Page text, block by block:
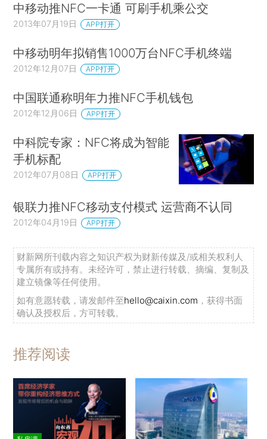
中移动推NFC一卡通 可刷手机乘公交
2013年07月19日 APP打开
中移动明年拟销售1000万台NFC手机终端
2012年12月07日 APP打开
中国联通称明年力推NFC手机钱包
2012年12月06日 APP打开
中科院专家：NFC将成为智能
手机标配
2012年07月08日 APP打开
银联力推NFC移动支付模式 运营商不认同
2012年04月19日 APP打开
财新网所刊载内容之知识产权为财新传媒及/或相关权利人
专属所有或持有。未经许可，禁止进行转载、摘编、复制及
建立镜像等任何使用。
如有意愿转载，请发邮件至hello@caixin.com ，获得书面
确认及授权后，方可转载。
推荐阅读